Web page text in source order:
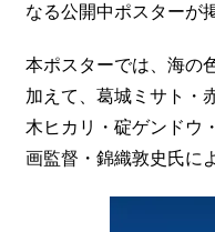
なる公開中ポスターが
本ポスターでは、海の
加えて、葛城ミサト・
木ヒカリ・碇ゲンドウ
画監督・錦織敦史氏に